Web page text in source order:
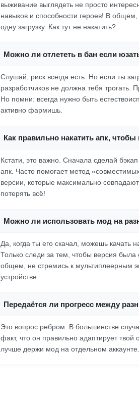
выживание выглядеть не просто
навыков и способности героев! В
одну загрузку. Как тут не накатить?
Можно ли отлететь в бан если
Слушай, риск всегда есть. Но если ты
разработчиков не должна тебя трогать.
Но помни: всегда нужно быть
активно фармишь.
Как правильно накатить апк,
Кстати, это важно. Сначала сделай
апк. Часто помогает метод
версии, которые максимально
потерять всё!
Можно ли использовать мод на
Да, когда ты его скачал, можешь качать
Только следи за тем, чтобы версия
общем, не стремись к мультиплеерным
устройстве.
Передаётся ли прогресс между
Это вопрос ребром. В большинстве
факт, что он правильно адаптирует твой
лучше держи мод на отдельном